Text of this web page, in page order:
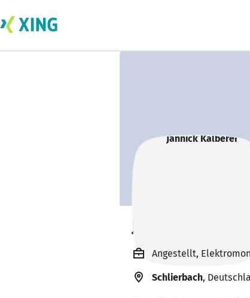
Jannick Kälberer
Angestellt,
Schlierbach,